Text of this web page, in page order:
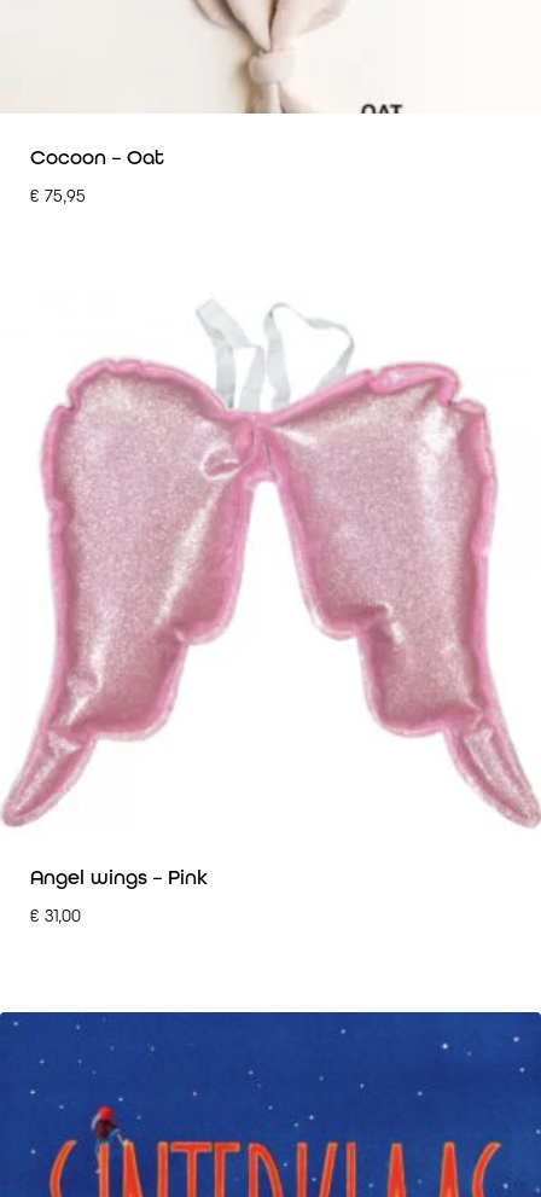
Cocoon – Oat
€ 75,95
Angel wings – Pink
€ 31,00